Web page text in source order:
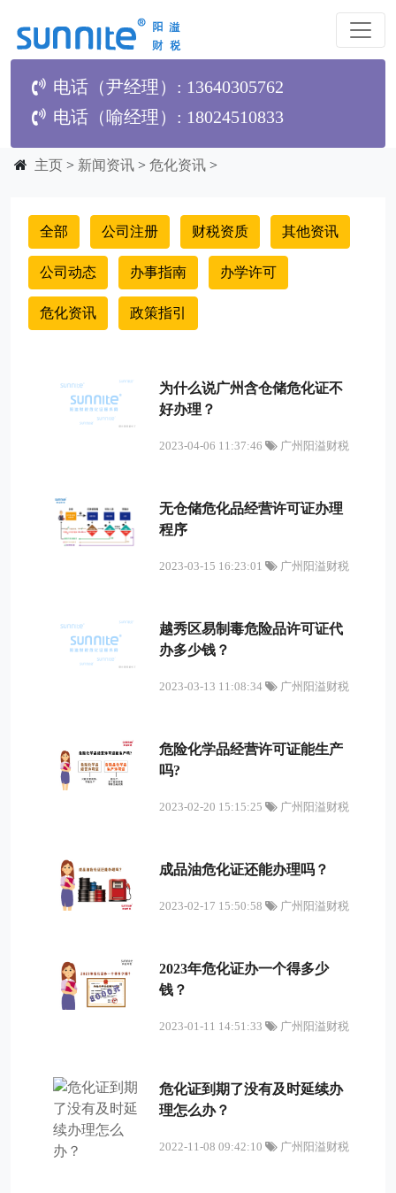
电话（尹经理）: 13640305762
电话（喻经理）: 18024510833
主页 > 新闻资讯 > 危化资讯 >
全部 公司注册 财税资质 其他资讯
公司动态 办事指南 办学许可
危化资讯 政策指引
为什么说广州含仓储危化证不
好办理？
2023-04-06 11:37:46 广州阳溢财税
无仓储危化品经营许可证办理
程序
2023-03-15 16:23:01 广州阳溢财税
越秀区易制毒危险品许可证代
办多少钱？
2023-03-13 11:08:34 广州阳溢财税
危险化学品经营许可证能生产
吗?
2023-02-20 15:15:25 广州阳溢财税
成品油危化证还能办理吗？
2023-02-17 15:50:58 广州阳溢财税
2023年危化证办一个得多少
钱？
2023-01-11 14:51:33 广州阳溢财税
危化证到期了没有及时延续办
理怎么办？
2022-11-08 09:42:10 广州阳溢财税